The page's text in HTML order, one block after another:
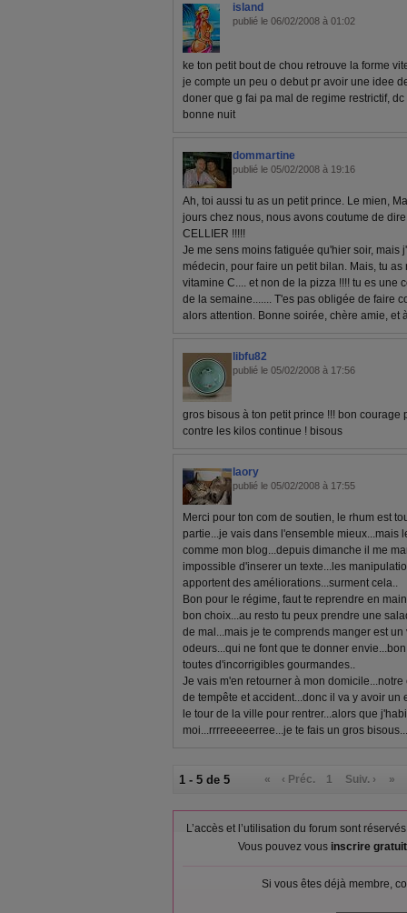
island
publié le 06/02/2008 à 01:02
ke ton petit bout de chou retrouve la forme
je compte un peu o debut pr avoir une idee
doner que g fai pa mal de regime restrictif,
bonne nuit
dommartine
publié le 05/02/2008 à 19:16
Ah, toi aussi tu as un petit prince. Le mien,
jours chez nous, nous avons coutume de
CELLIER !!!!!
Je me sens moins fatiguée qu'hier soir, mais
médecin, pour faire un petit bilan. Mais, tu
vitamine C.... et non de la pizza !!!! tu es une
de la semaine....... T'es pas obligée de faire
alors attention. Bonne soirée, chère amie, et
libfu82
publié le 05/02/2008 à 17:56
gros bisous à ton petit prince !!! bon courage
contre les kilos continue ! bisous
laory
publié le 05/02/2008 à 17:55
Merci pour ton com de soutien, le rhum est
partie...je vais dans l'ensemble mieux...mais
comme mon blog...depuis dimanche il me
impossible d'inserer un texte...les
apportent des améliorations...surment cela..
Bon pour le régime, faut te reprendre en
bon choix...au resto tu peux prendre une
de mal...mais je te comprends manger est
odeurs...qui ne font que te donner
toutes d'incorrigibles gourmandes..
Je vais m'en retourner à mon
de tempête et accident...donc il va y avoir un
le tour de la ville pour rentrer...alors que
moi...rrrreeeeerree...je te fais un gros
1 - 5 de 5 « ‹ Préc. 1 Suiv. › »
L’accès et l’utilisation du forum sont
Vous pouvez vous inscrire
Si vous êtes déjà membre,